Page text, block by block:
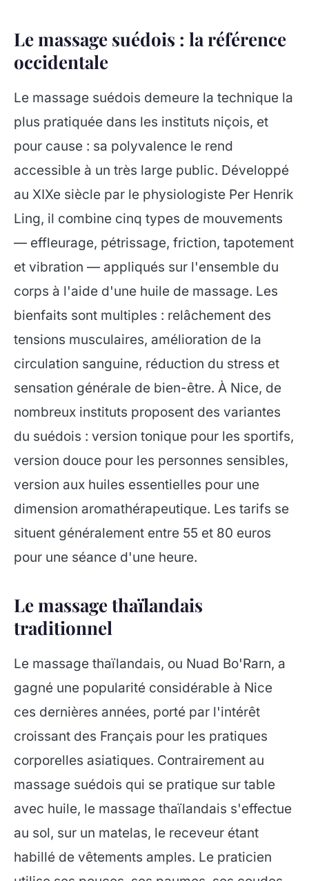
Le massage suédois : la référence
occidentale
Le massage suédois demeure la technique la
plus pratiquée dans les instituts niçois, et
pour cause : sa polyvalence le rend
accessible à un très large public. Développé
au XIXe siècle par le physiologiste Per Henrik
Ling, il combine cinq types de mouvements
— effleurage, pétrissage, friction, tapotement
et vibration — appliqués sur l'ensemble du
corps à l'aide d'une huile de massage. Les
bienfaits sont multiples : relâchement des
tensions musculaires, amélioration de la
circulation sanguine, réduction du stress et
sensation générale de bien-être. À Nice, de
nombreux instituts proposent des variantes
du suédois : version tonique pour les sportifs,
version douce pour les personnes sensibles,
version aux huiles essentielles pour une
dimension aromathérapeutique. Les tarifs se
situent généralement entre 55 et 80 euros
pour une séance d'une heure.
Le massage thaïlandais
traditionnel
Le massage thaïlandais, ou Nuad Bo'Rarn, a
gagné une popularité considérable à Nice
ces dernières années, porté par l'intérêt
croissant des Français pour les pratiques
corporelles asiatiques. Contrairement au
massage suédois qui se pratique sur table
avec huile, le massage thaïlandais s'effectue
au sol, sur un matelas, le receveur étant
habillé de vêtements amples. Le praticien